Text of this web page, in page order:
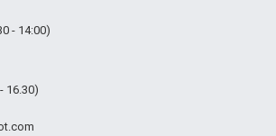
- 14:00)
16.30)